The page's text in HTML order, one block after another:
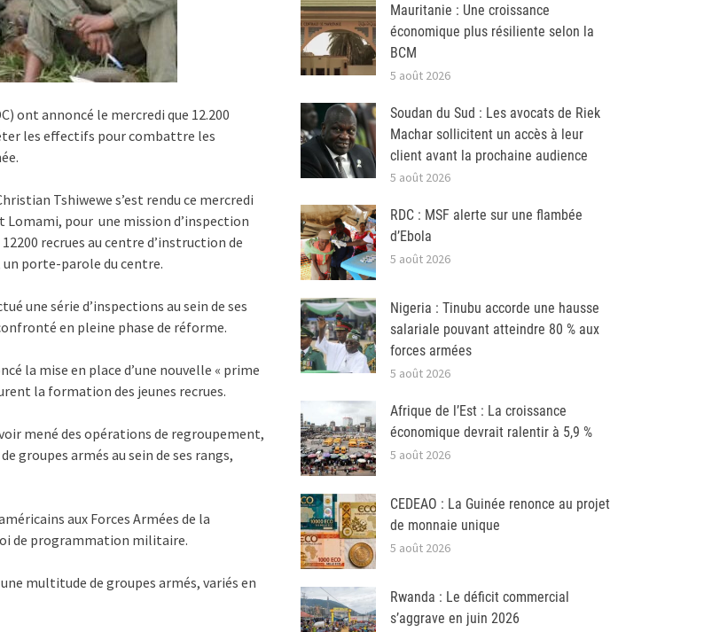
ont annoncé le mercredi que 12.200
les effectifs pour combattre les
Tshiwewe s’est rendu ce mercredi
Lomami, pour une mission d’inspection
recrues au centre d’instruction de
porte-parole du centre.
une série d’inspections au sein de ses
en pleine phase de réforme.
la mise en place d’une nouvelle « prime
la formation des jeunes recrues.
mené des opérations de regroupement,
groupes armés au sein de ses rangs,
aux Forces Armées de la
de programmation militaire.
multitude de groupes armés, variés en
Mauritanie : Une croissance
économique plus résiliente selon la
BCM
5 août 2026
Soudan du Sud : Les avocats de Riek
Machar sollicitent un accès à leur
client avant la prochaine audience
5 août 2026
RDC : MSF alerte sur une flambée
d’Ebola
5 août 2026
Nigeria : Tinubu accorde une hausse
salariale pouvant atteindre 80 % aux
forces armées
5 août 2026
Afrique de l’Est : La croissance
économique devrait ralentir à 5,9 %
5 août 2026
CEDEAO : La Guinée renonce au projet
de monnaie unique
5 août 2026
Rwanda : Le déficit commercial
s’aggrave en juin 2026